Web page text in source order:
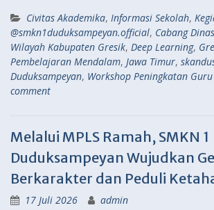
Civitas Akademika, Informasi Sekolah,
@smkn1duduksampeyan.official, Cabang
Wilayah Kabupaten Gresik, Deep Learning,
Pembelajaran Mendalam, Jawa Timur,
Duduksampeyan, Workshop Peningkatan Guru
comment
Melalui MPLS Ramah, SMKN 1
Duduksampeyan Wujudkan
Berkarakter dan Peduli
17 Juli 2026 admin